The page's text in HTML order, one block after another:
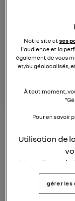
voiture
Ghislaine53
26 janvier
Notre site etses
l'audience et la
également de vous
et/ou géolocalisés,
À tout moment,
Pour en savoir
Utilisation de
Nous, Renault
pour nos
dans cette
gérer les